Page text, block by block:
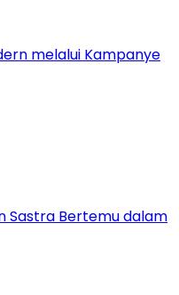
melalui Kampanye
Sastra Bertemu dalam